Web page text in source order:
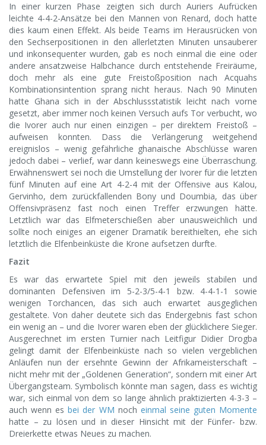
In einer kurzen Phase zeigten sich durch Auriers Aufrücken
leichte 4-4-2-Ansätze bei den Mannen von Renard, doch hatte
dies kaum einen Effekt. Als beide Teams im Herausrücken von
den Sechserpositionen in den allerletzten Minuten unsauberer
und inkonsequenter wurden, gab es noch einmal die eine oder
andere ansatzweise Halbchance durch entstehende Freiräume,
doch mehr als eine gute Freistoßposition nach Acquahs
Kombinationsintention sprang nicht heraus. Nach 90 Minuten
hatte Ghana sich in der Abschlussstatistik leicht nach vorne
gesetzt, aber immer noch keinen Versuch aufs Tor verbucht, wo
die Ivorer auch nur einen einzigen – per direktem Freistoß –
aufweisen konnten. Dass die Verlängerung weitgehend
ereignislos – wenig gefährliche ghanaische Abschlüsse waren
jedoch dabei – verlief, war dann keineswegs eine Überraschung.
Erwähnenswert sei noch die Umstellung der Ivorer für die letzten
fünf Minuten auf eine Art 4-2-4 mit der Offensive aus Kalou,
Gervinho, dem zurückfallenden Bony und Doumbia, das über
Offensivpräsenz fast noch einen Treffer erzwungen hätte.
Letztlich war das Elfmeterschießen aber unausweichlich und
sollte noch einiges an eigener Dramatik bereithielten, ehe sich
letztlich die Elfenbeinküste die Krone aufsetzen durfte.
Fazit
Es war das erwartete Spiel mit den jeweils stabilen und
dominanten Defensiven im 5-2-3/5-4-1 bzw. 4-4-1-1 sowie
wenigen Torchancen, das sich auch erwartet ausgeglichen
gestaltete. Von daher deutete sich das Endergebnis fast schon
ein wenig an – und die Ivorer waren eben der glücklichere Sieger.
Ausgerechnet im ersten Turnier nach Leitfigur Didier Drogba
gelingt damit der Elfenbeinküste nach so vielen vergeblichen
Anläufen nun der ersehnte Gewinn der Afrikameisterschaft –
nicht mehr mit der „Goldenen Generation“, sondern mit einer Art
Übergangsteam. Symbolisch könnte man sagen, dass es wichtig
war, sich einmal von dem so lange ähnlich praktizierten 4-3-3 –
auch wenn esbei der WM noch einmal seine guten Momente
hatte – zu lösen und in dieser Hinsicht mit der Fünfer- bzw.
Dreierkette etwas Neues zu machen.